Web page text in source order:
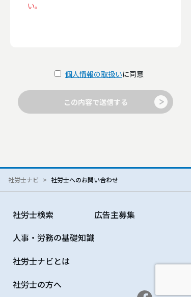
い。
個人情報の取扱いに同意
この内容で送信する
社労士ナビ 社労士へのお問い合わせ
社労士検索
人事・労務の基礎知識
社労士ナビとは
社労士の方へ
広告主募集